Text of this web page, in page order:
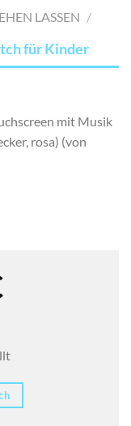
SETZEN
LASSEN /
für Kinder
mit Musik
rosa) (von